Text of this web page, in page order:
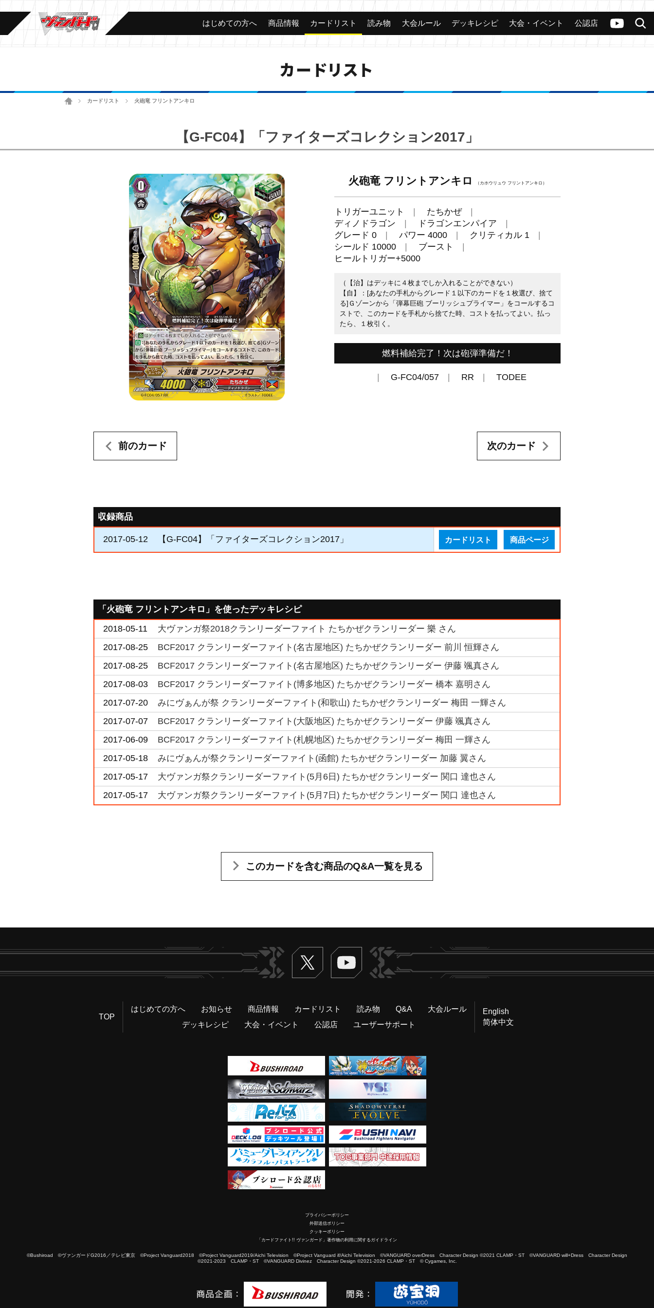
ヴァンガードch
検索
カード 大会 公認店舗 その他
はじめての方へ 商品情報 カードリスト 読み物 大会ルール デッキレシピ 大会・イベント 公認店
カードリスト
ホームカードリスト 火砲竜 フリントアンキロ
【G-FC04】「ファイターズコレクション2017」
火砲竜 フリントアンキロ （カホウリュウ フリントアンキロ）
トリガーユニット
たちかぜ
ディノドラゴン
ドラゴンエンパイア
グレード 0
パワー 4000
クリティカル 1
シールド 10000
ブースト
ヒールトリガー+5000
（【治】はデッキに４枚までしか入れることができない）
【自】：[あなたの手札からグレード１以下のカードを１枚選び、捨て
る]Ｇゾーンから「弾幕巨砲 ブーリッシュプライマー」をコールするコ
ストで、このカードを手札から捨てた時、コストを払ってよい。払っ
たら、１枚引く。
燃料補給完了！次は砲弾準備だ！
G-FC04/057 RR TODEE
前のカード 次のカード
収録商品
2017-05-12 【G-FC04】「ファイターズコレクション2017」 カードリスト 商品ページ
「火砲竜 フリントアンキロ」を使ったデッキレシピ
2018-05-11
大ヴァンガ祭2018クランリーダーファイト たちかぜクランリーダー 樂 さん
2017-08-25
BCF2017 クランリーダーファイト(名古屋地区) たちかぜクランリーダー 前川 恒輝さん
2017-08-25
BCF2017 クランリーダーファイト(名古屋地区) たちかぜクランリーダー 伊藤 颯真さん
2017-08-03
BCF2017 クランリーダーファイト(博多地区) たちかぜクランリーダー 橋本 嘉明さん
2017-07-20
みにヴぁんが祭 クランリーダーファイト(和歌山) たちかぜクランリーダー 梅田 一輝さん
2017-07-07
BCF2017 クランリーダーファイト(大阪地区) たちかぜクランリーダー 伊藤 颯真さん
2017-06-09
BCF2017 クランリーダーファイト(札幌地区) たちかぜクランリーダー 梅田 一輝さん
2017-05-18
みにヴぁんが祭クランリーダーファイト(函館) たちかぜクランリーダー 加藤 翼さん
2017-05-17
大ヴァンガ祭クランリーダーファイト(5月6日) たちかぜクランリーダー 関口 達也さん
2017-05-17
大ヴァンガ祭クランリーダーファイト(5月7日) たちかぜクランリーダー 関口 達也さん
このカードを含む商品のQ&A一覧を見る
Twitter ヴァンガードch
TOP
はじめての方へ お知らせ 商品情報 カードリスト 読み物 Q&A
大会ルール
デッキレシピ
大会・イベント 公認店 ユーザーサポート
English
简体中文
プライバシーポリシー
外部送信ポリシー
クッキーポリシー
「カードファイト!! ヴァンガード」著作物の利用に関するガイドライン
©Bushiroad ©ヴァンガードG2016／テレビ東京 ©Project Vanguard2018 ©Project Vanguard2019/Aichi Television ©Project Vanguard if/Aichi Television ©VANGUARD overDress Character Design ©2021 CLAMP・ST ©VANGUARD will+Dress Character Design
©2021-2023 CLAMP・ST ©VANGUARD Divinez Character Design ©2021-2026 CLAMP・ST © Cygames, Inc.